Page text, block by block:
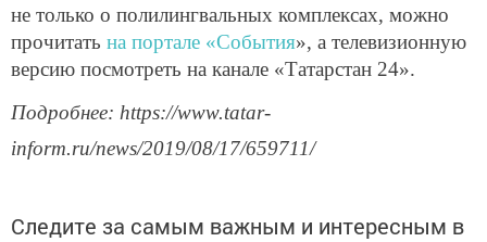
не только о полилингвальных комплексах, можно
прочитать на портале «События», а телевизионную
версию посмотреть на канале «Татарстан 24».
Подробнее: https://www.tatar-
inform.ru/news/2019/08/17/659711/
Следите за самым важным и интересным в